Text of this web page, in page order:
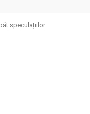
speculațiilor